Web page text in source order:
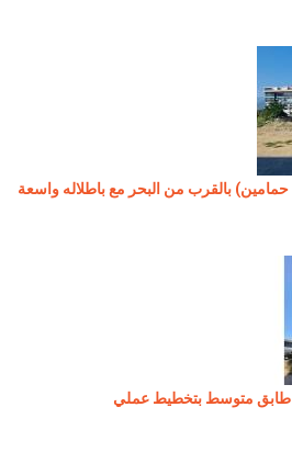
AL-1652-5, شقة (4 غرف, 2 حمامين) بالقرب من البحر مع باطلاله واسعة